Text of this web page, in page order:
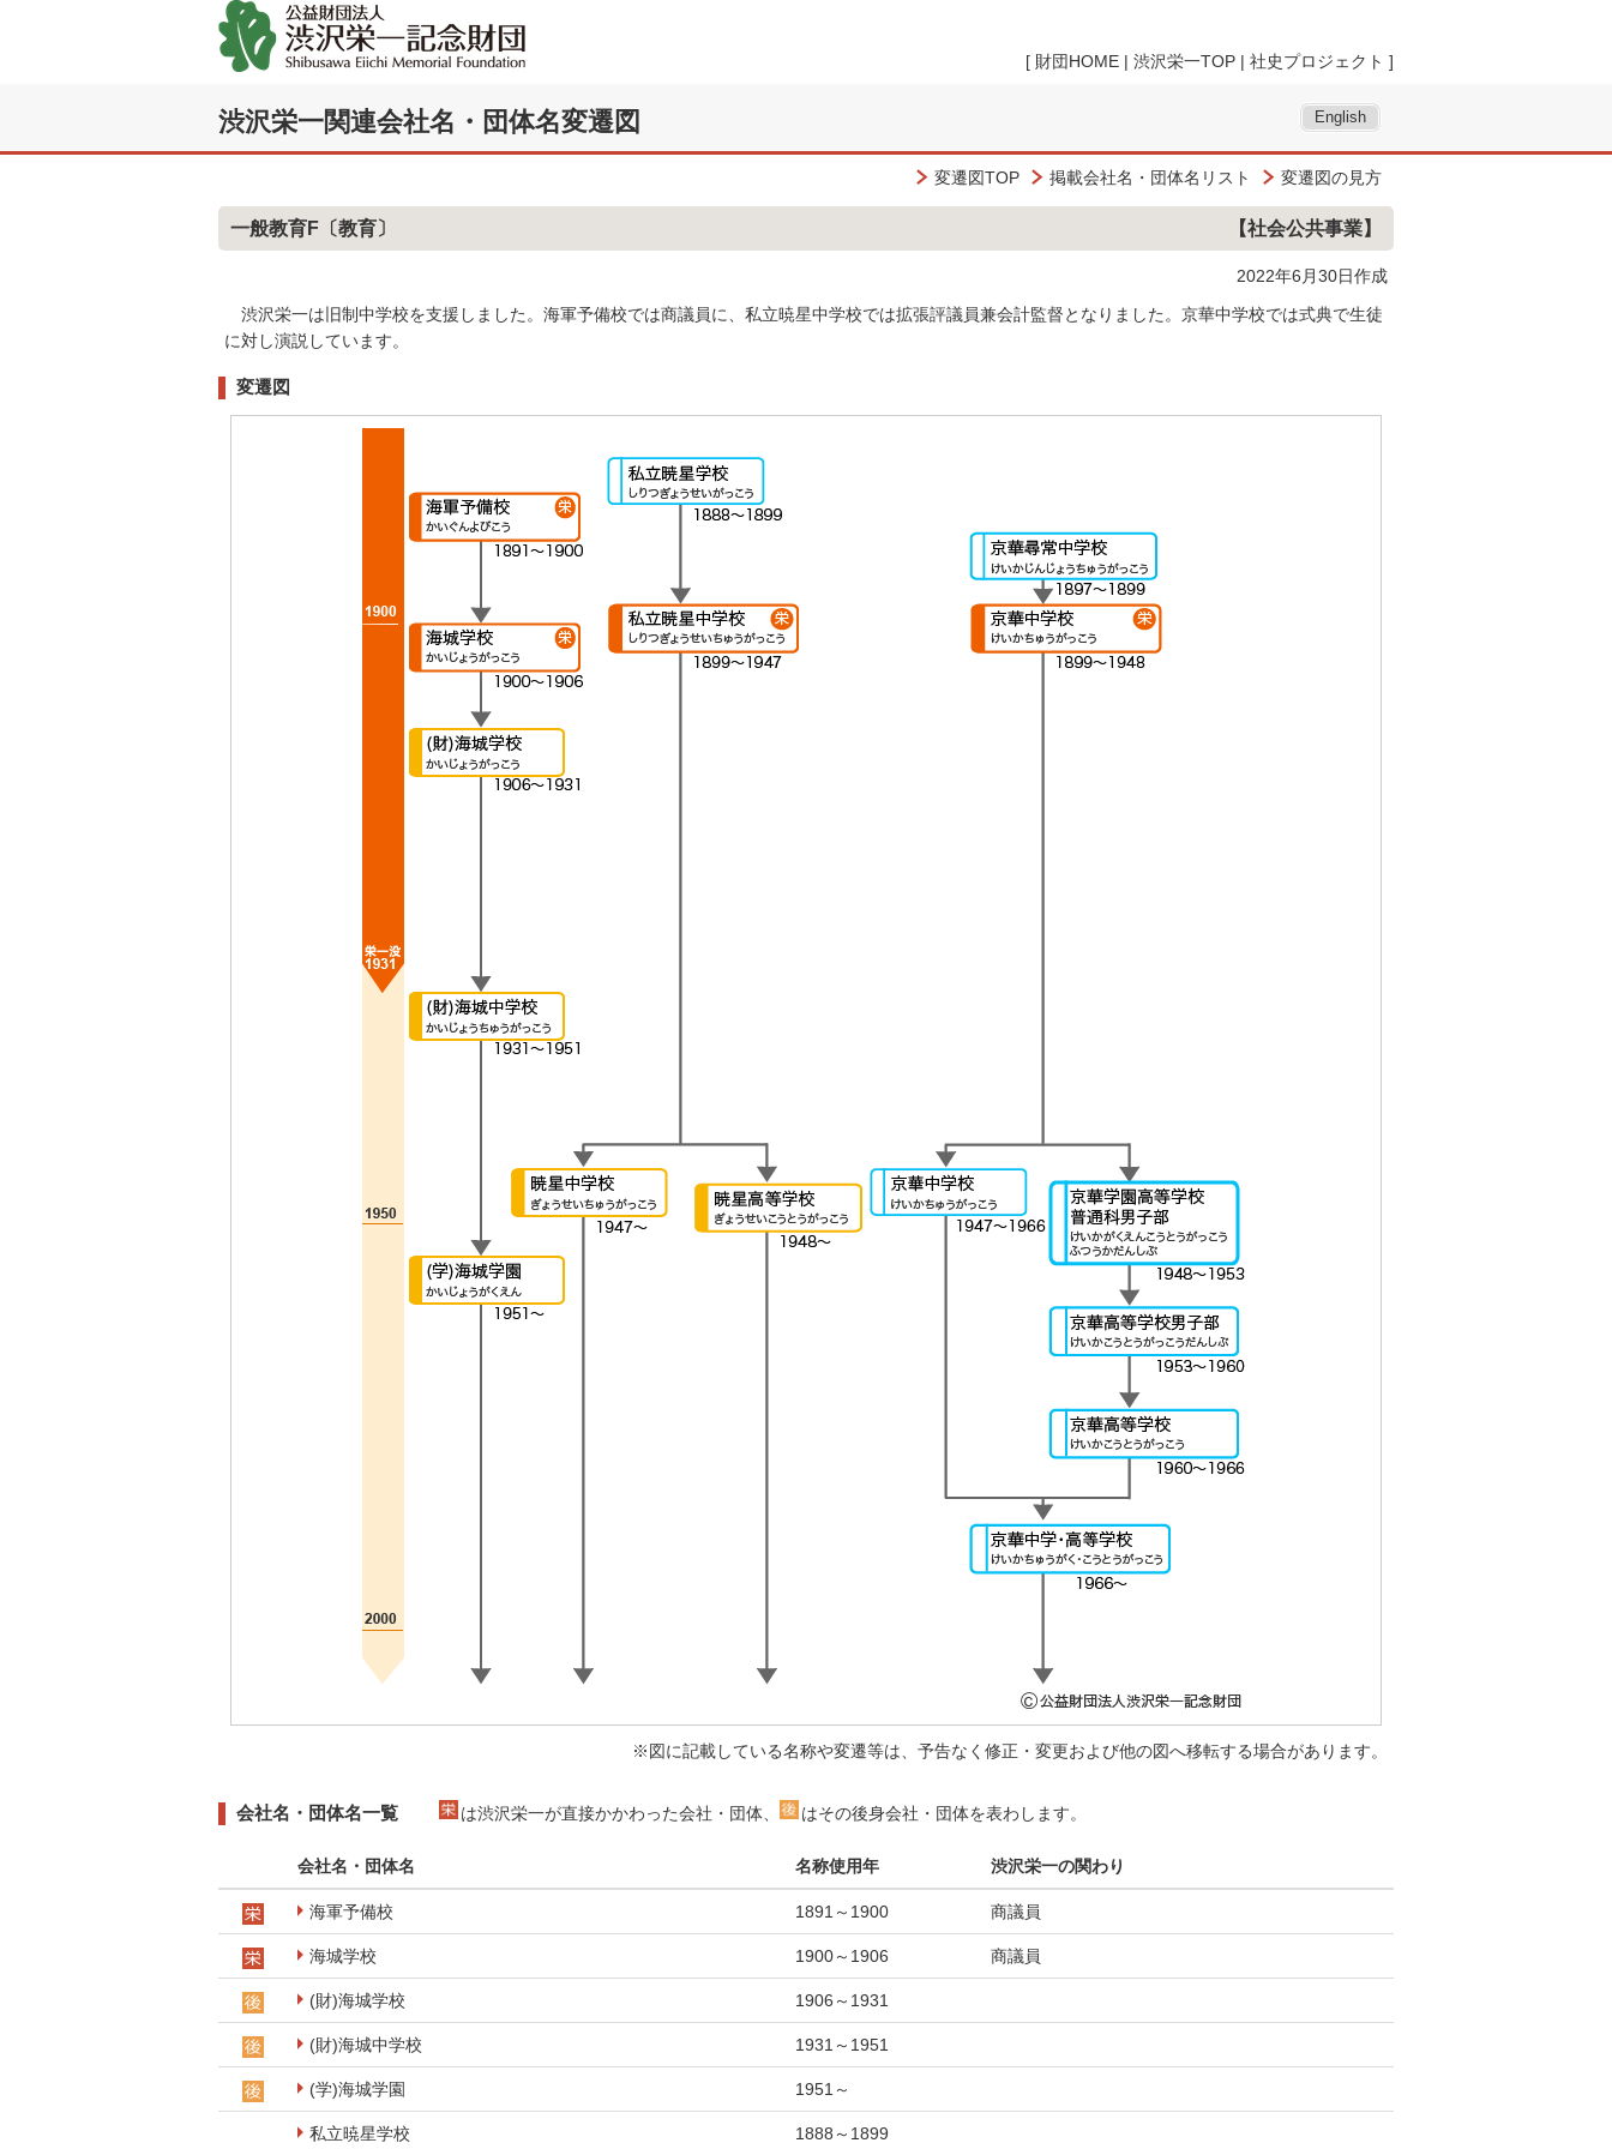
[ 財団HOME | 渋沢栄一TOP | 社史プロジェクト ]
English
渋沢栄一関連会社名・団体名変遷図
変遷図TOP 掲載会社名・団体名リスト 変遷図の見方
【社会公共事業】
一般教育F 〔教育〕
2022年6月30日作成
渋沢栄一は旧制中学校を支援しました。海軍予備校では商議員に、私立暁星中学校では拡張評議員兼会計監督となりました。京華中学校では式典で生徒
に対し演説しています。
変遷図
※図に記載している名称や変遷等は、予告なく修正・変更および他の図へ移転する場合があります。
会社名・団体名一覧 は渋沢栄一が直接かかわった会社・団体、 はその後身会社・団体を表わします。
会社名・団体名 名称使用年 渋沢栄一の関わり
海軍予備校 1891～1900 商議員
海城学校 1900～1906 商議員
(財)海城学校 1906～1931
(財)海城中学校 1931～1951
(学)海城学園 1951～
私立暁星学校 1888～1899